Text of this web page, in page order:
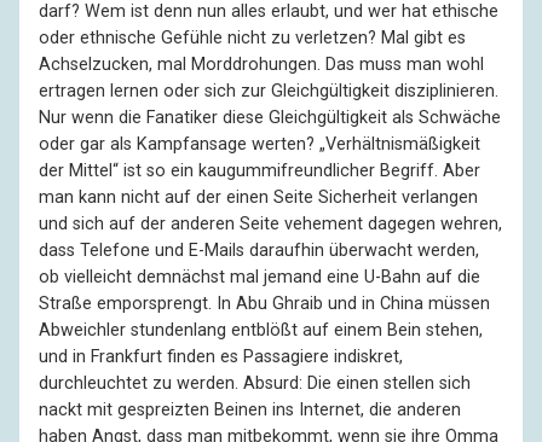
darf? Wem ist denn nun alles erlaubt, und wer hat ethische
oder ethnische Gefühle nicht zu verletzen? Mal gibt es
Achselzucken, mal Morddrohungen. Das muss man wohl
ertragen lernen oder sich zur Gleichgültigkeit disziplinieren.
Nur wenn die Fanatiker diese Gleichgültigkeit als Schwäche
oder gar als Kampfansage werten? „Verhältnismäßigkeit
der Mittel“ ist so ein kaugummifreundlicher Begriff. Aber
man kann nicht auf der einen Seite Sicherheit verlangen
und sich auf der anderen Seite vehement dagegen wehren,
dass Telefone und E-Mails daraufhin überwacht werden,
ob vielleicht demnächst mal jemand eine U-Bahn auf die
Straße emporsprengt. In Abu Ghraib und in China müssen
Abweichler stundenlang entblößt auf einem Bein stehen,
und in Frankfurt finden es Passagiere indiskret,
durchleuchtet zu werden. Absurd: Die einen stellen sich
nackt mit gespreizten Beinen ins Internet, die anderen
haben Angst, dass man mitbekommt, wenn sie ihre Omma